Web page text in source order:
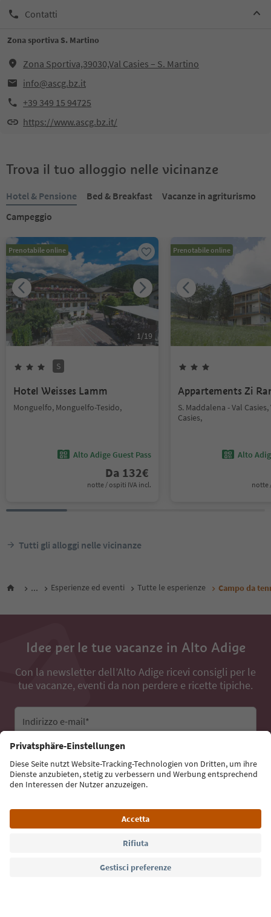
Contatti
Zona sportiva S. Martino
Zona Sportiva,39030,Val Casies – S. Martino
info@ascg.bz.it
+39 349 15 94725
https://www.ascg.bz.it/
Trova il tuo alloggio nelle vicinanze
Hotel & Pensione Bed & Breakfast
Vacanze in agriturismo
Campeggio
Prenotabile online
1/19
S
Hotel Weisses Lamm
Monguelfo, Monguelfo-Tesido,
Alto Adige Guest Pass
Da 132€
notte / ospiti IVA incl.
Prenotabile online
Appartements Zi
S. Maddalena - Val
Casies,
Alto
notte
Tutti gli alloggi nelle vicinanze
... Esperienze ed eventi Tutte le esperienze Campo da
Idee per le tue vacanze in Alto Adige
Con la newsletter dell’Alto Adige ricevi consigli per le
tue vacanze, eventi da non perdere e ricette tipiche.
Indirizzo e-mail*
Iscriviti alla newsletter